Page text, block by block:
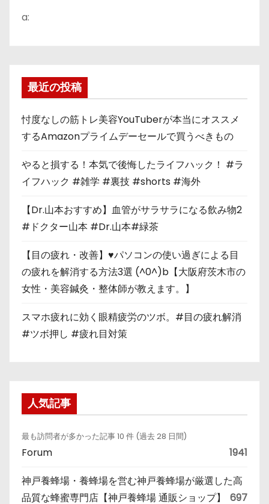
a:
最近の投稿
忖度なしの筋トレ美容YouTuberが本当にオススメ
するAmazonプライムデーセールで買うべきもの
やると損する！本気で後悔したライフハック！ #ラ
イフハック #雑学 #裏技 #shorts #海外
【Dr.山本おすすめ】血管がサラサラになる飲み物2
#ドクター山本 #Dr.山本#緑茶
【目の疲れ・改善】♥パソコンの使い過ぎによる目
の疲れを解消する方法3選 (^0^)b【大阪府茨木市の
女性・美容鍼灸・整体師が教えます。】
スマホ疲れに効く眼精疲労のツボ。#目の疲れ解消
#ツボ押し #疲れ目対策
人気記事
最も訪問者が多かった記事 10 件 (過去 28 日間)
Forum 1941
神戸養蜂場・養蜂場を営む神戸養蜂場が厳選した高
品質な蜂蜜専門店【神戸養蜂場 通販ショップ】
697